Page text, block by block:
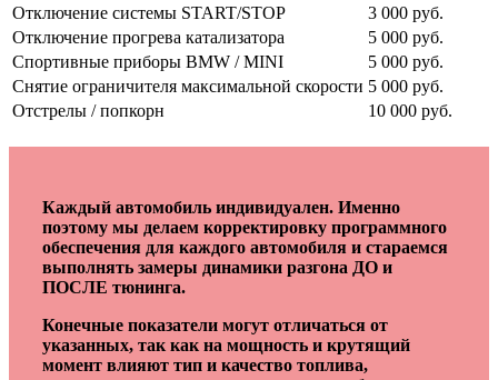
Отключение системы START/STOP
3 000 руб.
Отключение прогрева катализатора
5 000 руб.
Спортивные приборы BMW / MINI
5 000 руб.
Снятие ограничителя максимальной скорости 5 000 руб.
Отстрелы / попкорн
10 000 руб.
Каждый автомобиль индивидуален. Именно
поэтому мы делаем корректировку программного
обеспечения для каждого автомобиля и стараемся
выполнять замеры динамики разгона ДО и
ПОСЛЕ тюнинга.
Конечные показатели могут отличаться от
указанных, так как на мощность и крутящий
момент влияют тип и качество топлива,